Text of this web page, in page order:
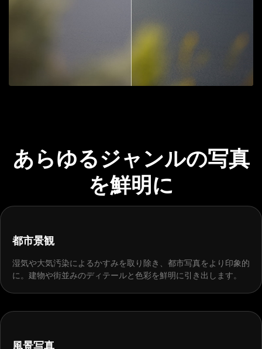
あらゆるジャンルの写真
を鮮明に
都市景観
湿気や大気汚染によるかすみを取り除き、都市写真をより印象的
に。建物や街並みのディテールと色彩を鮮明に引き出します。
風景写真